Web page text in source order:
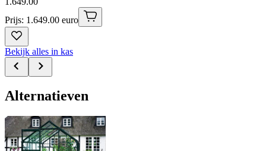
Prijs: 1.649.00 euro
Bekijk alles in kas
Alternatieven